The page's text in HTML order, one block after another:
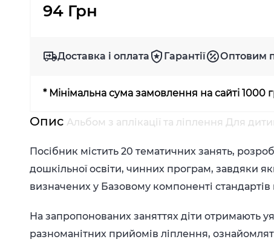
94 Грн
Доставка і оплата Гарантії Оптовим
* Мінімальна сума замовлення на сайті 1000
Опис Альбом з аплікації та ліплення Для
Посібник містить 20 тематичних занять,
дошкільної освіти, чинних програм, завдяки
визначених у Базовому компоненті
На запропонованих заняттях діти отримають
разноманітних прийомів ліплення,